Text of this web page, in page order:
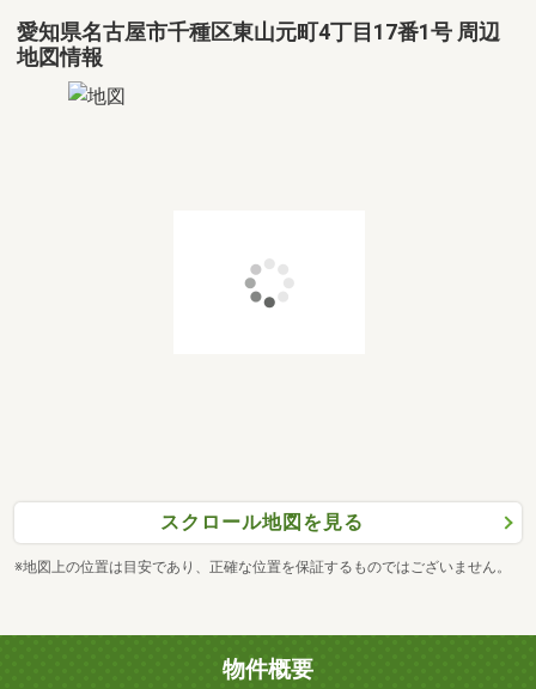
愛知県名古屋市千種区東山元町4丁目17番1号 周辺
地図情報
スクロール地図を見る
※地図上の位置は目安であり、正確な位置を保証するものではございません。
物件概要